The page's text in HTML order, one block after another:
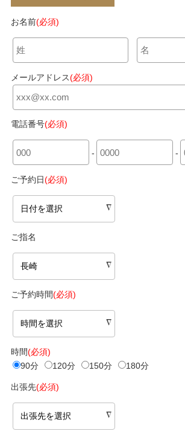
お名前(必須)
メールアドレス(必須)
電話番号(必須)
- -
ご予約日(必須)
ご指名
ご予約時間(必須)
時間(必須)
90分
120分 150分 180分
出張先(必須)